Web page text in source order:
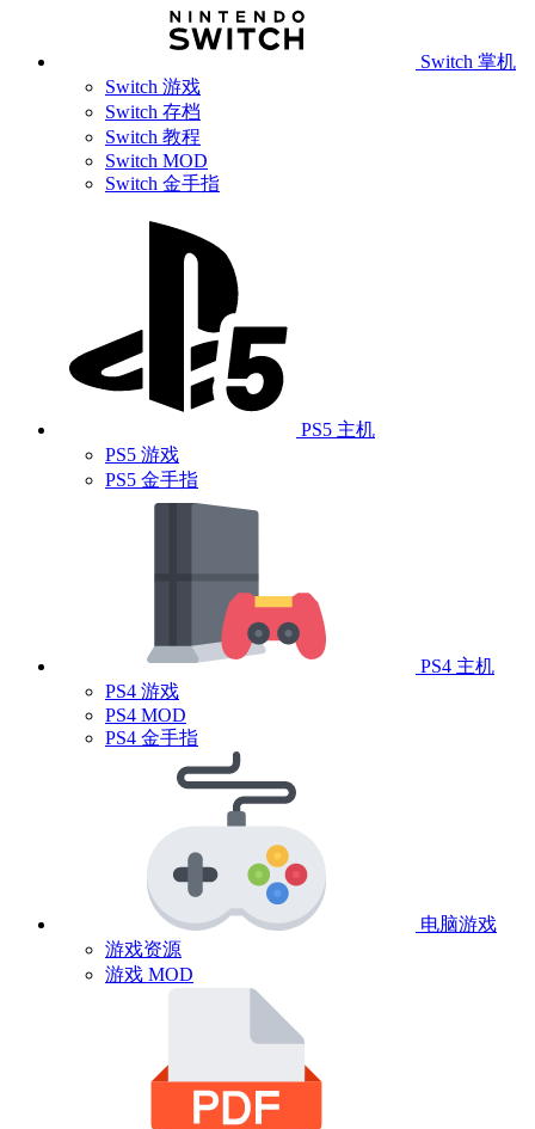
Switch 掌机
Switch 游戏
Switch 存档
Switch 教程
Switch MOD
Switch 金手指
PS5 主机
PS5 游戏
PS5 金手指
PS4 主机
PS4 游戏
PS4 MOD
PS4 金手指
电脑游戏
游戏资源
游戏 MOD